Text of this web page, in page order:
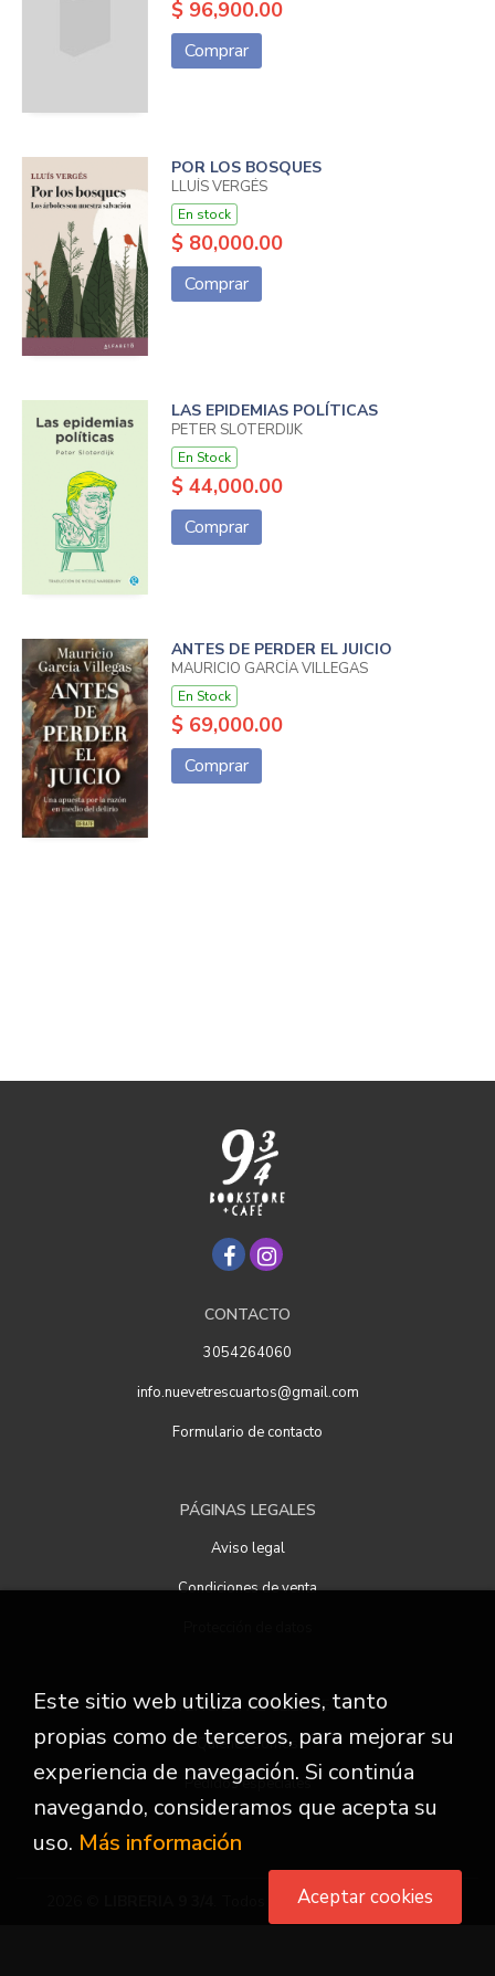
$ 96,900.00
Comprar
POR LOS BOSQUES
LLUÍS VERGÉS
En stock
$ 80,000.00
Comprar
LAS EPIDEMIAS POLÍTICAS
PETER SLOTERDIJK
En Stock
$ 44,000.00
Comprar
ANTES DE PERDER EL JUICIO
MAURICIO GARCÍA VILLEGAS
En Stock
$ 69,000.00
Comprar
CONTACTO
3054264060
info.nuevetrescuartos@gmail.com
Formulario de contacto
PÁGINAS LEGALES
Aviso legal
Condiciones de venta
ATENCIÓN AL CLIENTE
Quiénes somos
Pedidos especiales
. Todos los Derechos Reservados
Este sitio web utiliza cookies, tanto
propias como de terceros, para mejorar su
experiencia de navegación. Si continúa
navegando, consideramos que acepta su
uso. Más información
Aceptar cookies